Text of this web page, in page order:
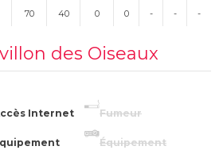
70 40 0 0 - - -
des Oiseaux
Internet Fumeur
Équipement